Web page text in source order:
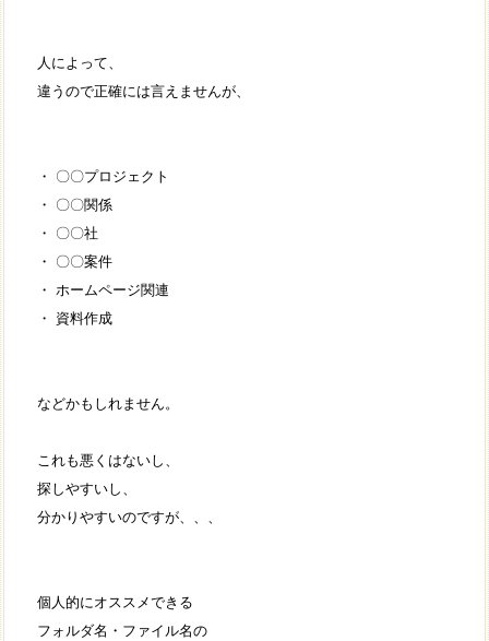
人によって、
違うので正確には言えませんが、
・ 〇〇プロジェクト
・ 〇〇関係
・ 〇〇社
・ 〇〇案件
・ ホームページ関連
・ 資料作成
などかもしれません。
これも悪くはないし、
探しやすいし、
分かりやすいのですが、、、
個人的にオススメできる
フォルダ名・ファイル名の